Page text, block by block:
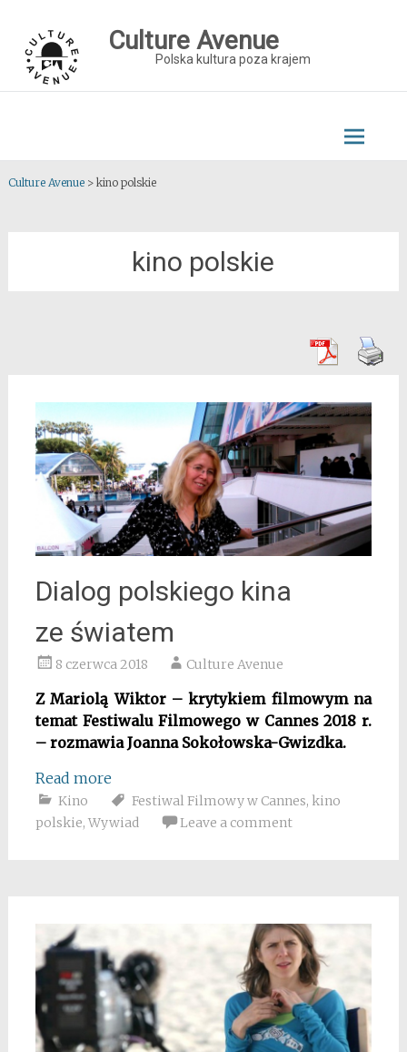
content
Culture Avenue
Polska kultura poza krajem
Culture Avenue> kino polskie
kino polskie
Dialog polskiego kina
ze światem
8 czerwca 2018 Culture Avenue
Z Mariolą Wiktor – krytykiem filmowym na
temat Festiwalu Filmowego w Cannes 2018 r.
– rozmawia Joanna Sokołowska-Gwizdka.
Read more
Kino Festiwal Filmowy w Cannes, kino
polskie, Wywiad Leave a comment